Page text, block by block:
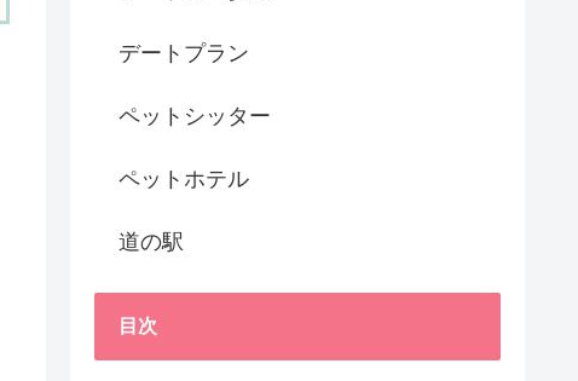
デートプラン
ペットシッター
ペットホテル
道の駅
目次